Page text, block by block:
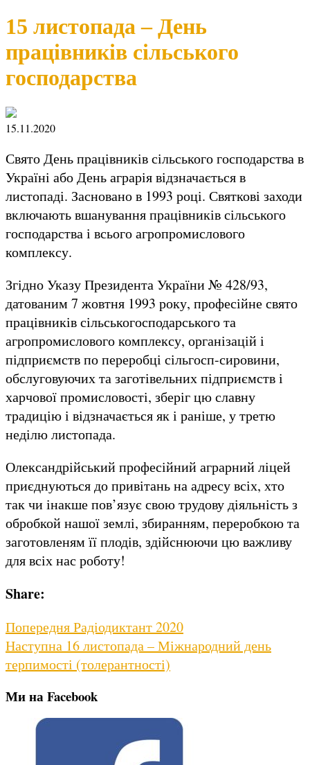
15 листопада – День
працівників сільського
господарства
15.11.2020
Свято День працівників сільського господарства в
Україні або День аграрія відзначається в
листопаді. Засновано в 1993 році. Святкові заходи
включають вшанування працівників сільського
господарства і всього агропромислового
комплексу.
Згідно Указу Президента України № 428/93,
датованим 7 жовтня 1993 року, професійне свято
працівників сільськогосподарського та
агропромислового комплексу, організацій і
підприємств по переробці сільгосп-сировини,
обслуговуючих та заготівельних підприємств і
харчової промисловості, зберіг цю славну
традицію і відзначається як і раніше, у третю
неділю листопада.
Олександрійський професійний аграрний ліцей
приєднуються до привітань на адресу всіх, хто
так чи інакше пов’язує свою трудову діяльність з
обробкой нашої землі, збиранням, переробкою та
заготовленям її плодів, здійснюючи цю важливу
для всіх нас роботу!
Share:
Навігація
записів
ПопередняPrevious
post:
Радіодиктант 2020
Наступна Next
post:
16 листопада – Міжнародний день
терпимості (толерантності)
Ми на Facebook